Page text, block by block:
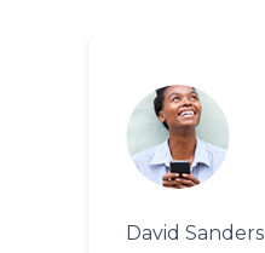
David Sanders